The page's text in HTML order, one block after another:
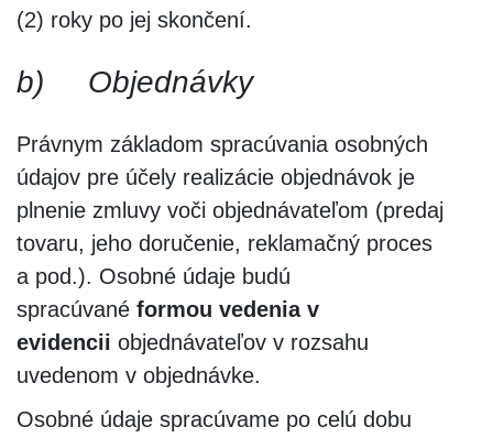
(2) roky po jej skončení.
b) Objednávky
Právnym základom spracúvania osobných
údajov pre účely realizácie objednávok je
plnenie zmluvy voči objednávateľom (predaj
tovaru, jeho doručenie, reklamačný proces
a pod.). Osobné údaje budú
spracúvané formou vedenia v
evidencii objednávateľov v rozsahu
uvedenom v objednávke.
Osobné údaje spracúvame po celú dobu